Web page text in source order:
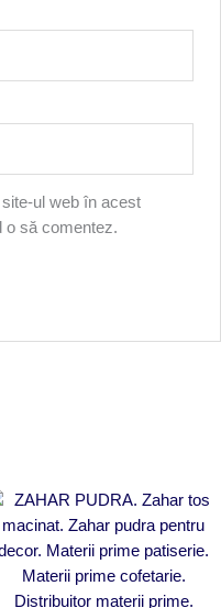
ul web în acest
o să comentez.